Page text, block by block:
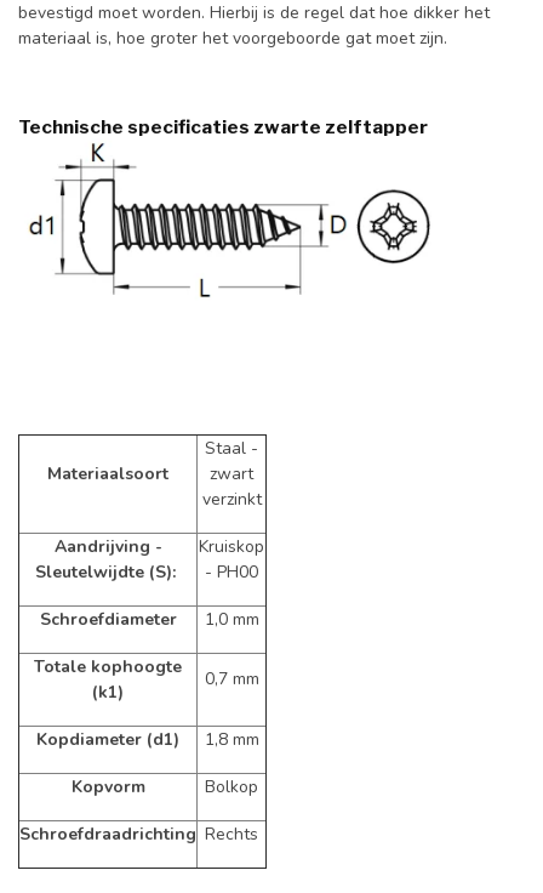
bevestigd moet worden. Hierbij is de regel dat hoe dikker het
materiaal is, hoe groter het voorgeboorde gat moet zijn.
Technische specificaties zwarte zelftapper
Materiaalsoort
Staal -
zwart
verzinkt
Aandrijving -
Sleutelwijdte (S):
Kruiskop
- PH00
Schroefdiameter 1,0 mm
Totale kophoogte
(k1)
0,7 mm
Kopdiameter (d1) 1,8 mm
Kopvorm Bolkop
Schroefdraadrichting Rechts